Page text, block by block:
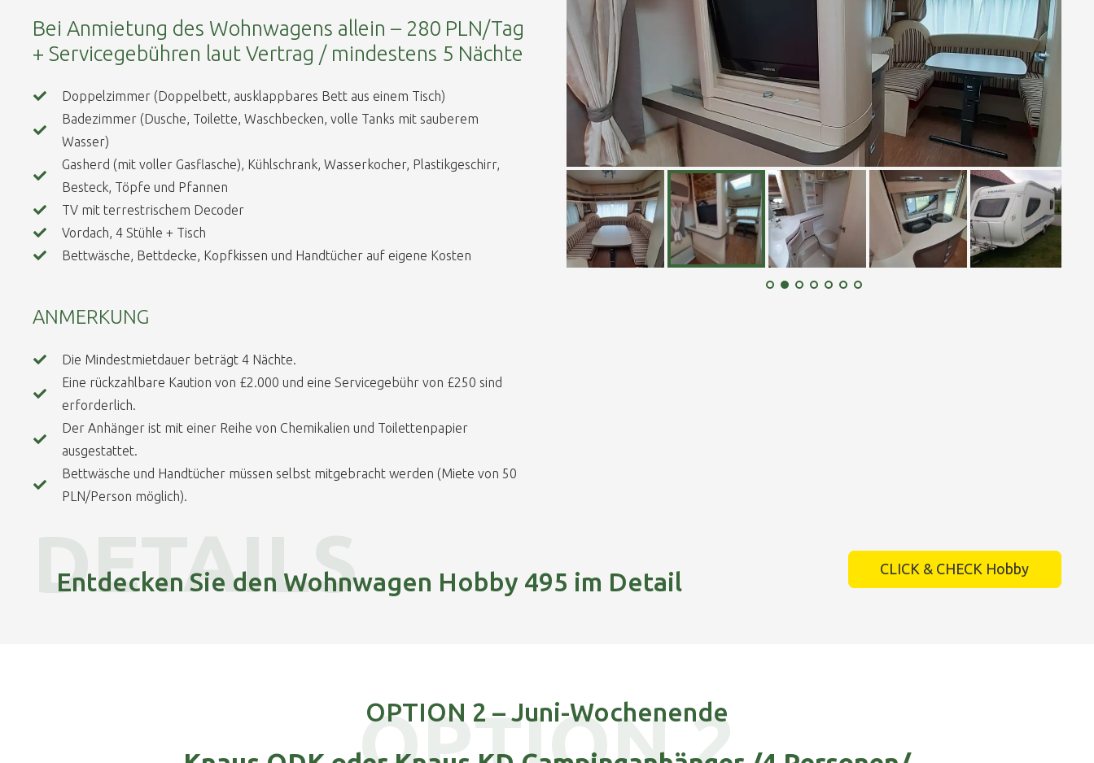
Bei Anmietung des Wohnwagens allein – 280 PLN/Tag
+ Servicegebühren laut Vertrag / mindestens 5 Nächte
Doppelzimmer (Doppelbett, ausklappbares Bett aus einem Tisch)
Badezimmer (Dusche, Toilette, Waschbecken, volle Tanks mit sauberem
Wasser)
Gasherd (mit voller Gasflasche), Kühlschrank, Wasserkocher, Plastikgeschirr,
Besteck, Töpfe und Pfannen
TV mit terrestrischem Decoder
Vordach, 4 Stühle + Tisch
Bettwäsche, Bettdecke, Kopfkissen und Handtücher auf eigene Kosten
ANMERKUNG
Die Mindestmietdauer beträgt 4 Nächte.
Eine rückzahlbare Kaution von £2.000 und eine Servicegebühr von £250 sind
erforderlich.
Der Anhänger ist mit einer Reihe von Chemikalien und Toilettenpapier
ausgestattet.
Bettwäsche und Handtücher müssen selbst mitgebracht werden (Miete von 50
PLN/Person möglich).
Entdecken Sie den Wohnwagen Hobby 495 im Detail
DETAILS CLICK & CHECK Hobby
OPTION 2 – Juni-Wochenende
OPTION 2